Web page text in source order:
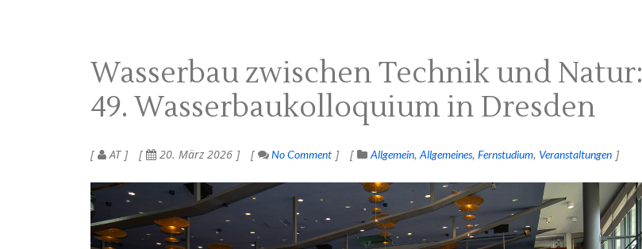
Wasserbau zwischen Technik und Natur:
49. Wasserbaukolloquium in Dresden
AT 20. März 2026 No Comment Allgemein Allgemeines Fernstudium Veranstaltungen